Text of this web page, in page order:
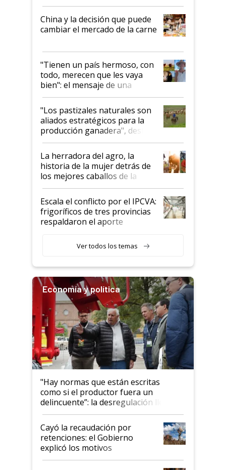
China y la decisión que puede
cambiar el mercado de la carne
"Tienen un país hermoso, con
todo, merecen que les vaya
bien": el mensaje de una
ganadera uruguaya sobre las
oportunidades que se abren
para el agro en Argentina, con
foco en la carne
"Los pastizales naturales son
aliados estratégicos para la
producción ganadera", destaca
la iniciativa que ya reúne a 46
establecimientos en Argentina
La herradora del agro, la
historia de la mujer detrás de
los mejores caballos de la
Argentina y los mitos que
todavía hacen sufrir a estos
animales: "Mientras me
descalificaban, yo seguí
haciendo currículum"
Escala el conflicto por el IPCVA:
frigoríficos de tres provincias
respaldaron el aporte
Ver todos los temas
Economía y política
"Hay normas que están escritas
como si el productor fuera un
delincuente”: la desregulación llegó
al Congreso Aapresid y hasta se
habló del financiamiento al IPCVA
Cayó la recaudación por
retenciones: el Gobierno
explicó los motivos